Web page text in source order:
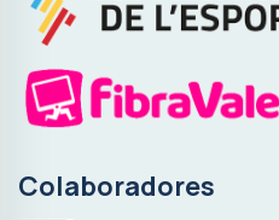
Colaboradores